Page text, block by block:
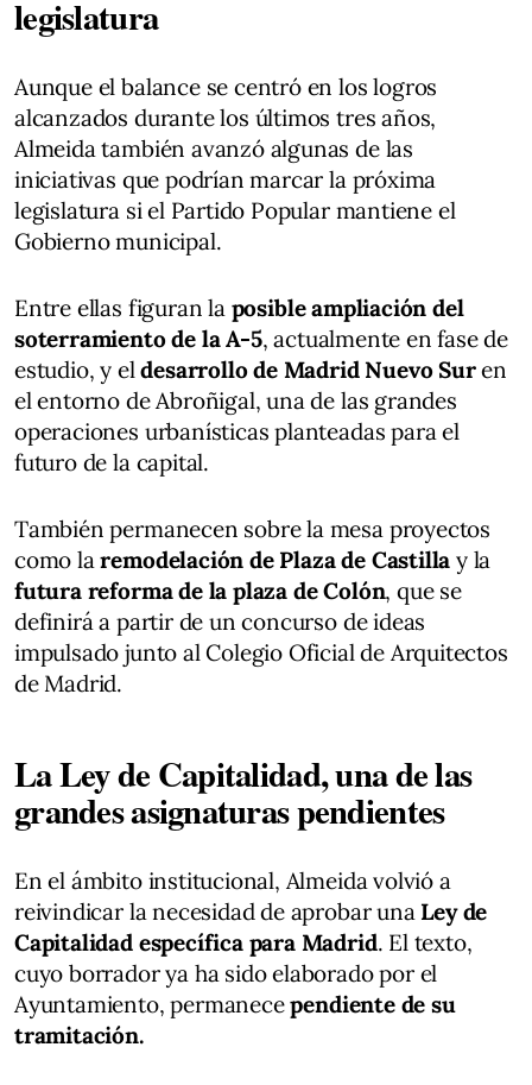
legislatura
Aunque el balance se centró en los logros
alcanzados durante los últimos tres años,
Almeida también avanzó algunas de las
iniciativas que podrían marcar la próxima
legislatura si el Partido Popular mantiene el
Gobierno municipal.
Entre ellas figuran la posible ampliación del
soterramiento de la A-5, actualmente en fase de
estudio, y eldesarrollo de Madrid Nuevo Suren
el entorno de Abroñigal, una de las grandes
operaciones urbanísticas planteadas para el
futuro de la capital.
También permanecen sobre la mesa proyectos
como laremodelación de Plaza de Castilla y la
futura reforma de la plaza de Colón, que se
definirá a partir de un concurso de ideas
impulsado junto al Colegio Oficial de Arquitectos
de Madrid.
La Ley de Capitalidad, una de las
grandes asignaturas pendientes
En el ámbito institucional, Almeida volvió a
reivindicar la necesidad de aprobar una Ley de
Capitalidad específica para Madrid. El texto,
cuyo borrador ya ha sido elaborado por el
Ayuntamiento, permanecependiente de su
tramitación.